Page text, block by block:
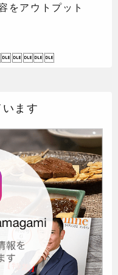
をアウトプット
ます